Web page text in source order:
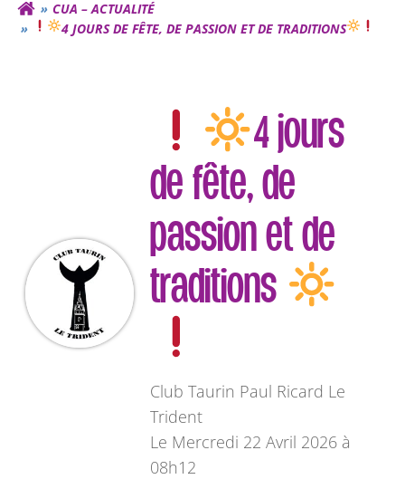
CUA – ACTUALITÉ
4 JOURS DE FÊTE, DE PASSION ET DE TRADITIONS
4 jours
de fête, de
passion et de
traditions
Club Taurin Paul Ricard Le
Trident
Le Mercredi 22 Avril 2026 à
08h12